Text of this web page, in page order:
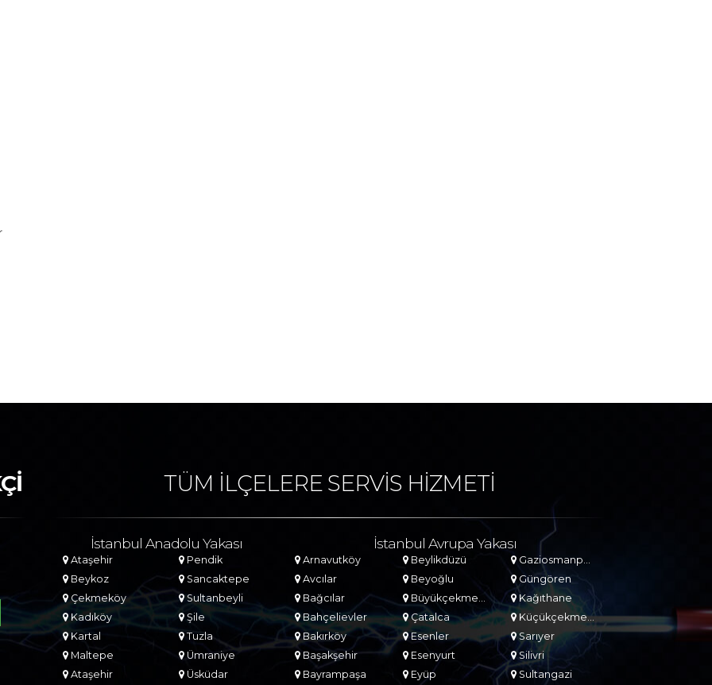
TÜM İLÇELERE SERVİS HİZMETİ
İstanbul Anadolu Yakası
Ataşehir
Beykoz
Çekmeköy
Kadıköy
Kartal
Maltepe
Ataşehir
Pendik
Sancaktepe
Sultanbeyli
Şile
Tuzla
Ümraniye
Üsküdar
İstanbul Avrupa Yakası
Arnavutköy
Avcılar
Bağcılar
Bahçelievler
Bakırköy
Başakşehir
Bayrampaşa
Beylikdüzü
Beyoğlu
Büyükçekmece
Çatalca
Esenler
Esenyurt
Eyüp
Gaziosmanpaşa
Güngören
Kağıthane
Küçükçekmece
Sarıyer
Silivri
Sultangazi